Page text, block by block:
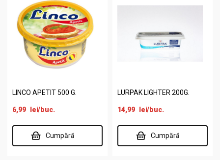
LINCO APETIT 500 G.
6,99 lei/buc.
Cumpără
LURPAK LIGHTER 200G.
14,99 lei/buc.
Cumpără